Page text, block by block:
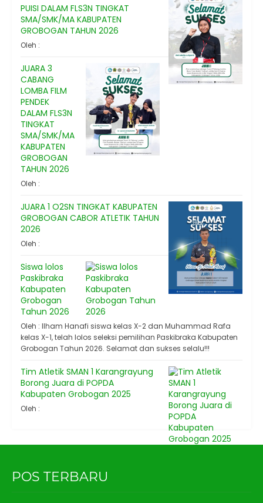
PUISI DALAM FLS3N TINGKAT
SMA/SMK/MA KABUPATEN
GROBOGAN TAHUN 2026
Oleh :
JUARA 3
CABANG
LOMBA FILM
PENDEK
DALAM FLS3N
TINGKAT
SMA/SMK/MA
KABUPATEN
GROBOGAN
TAHUN 2026
Oleh :
JUARA 1 O2SN TINGKAT KABUPATEN
GROBOGAN CABOR ATLETIK TAHUN
2026
Oleh :
Siswa lolos
Paskibraka
Kabupaten
Grobogan
Tahun 2026
Oleh : Ilham Hanafi siswa kelas X-2 dan Muhammad Rafa
kelas X-1, telah lolos seleksi pemilihan Paskibraka Kabupaten
Grobogan Tahun 2026. Selamat dan sukses selalu!!!
Tim Atletik SMAN 1 Karangrayung
Borong Juara di POPDA
Kabupaten Grobogan 2025
Oleh :
POS TERBARU